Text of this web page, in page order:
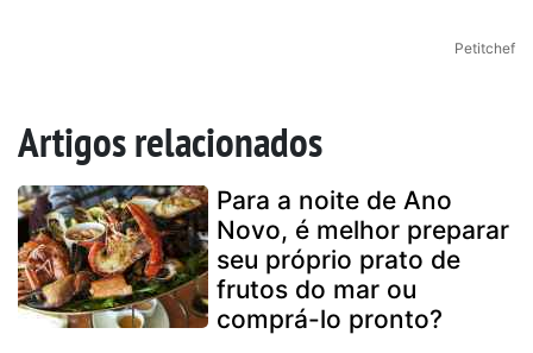
Petitchef
Artigos relacionados
Para a noite de Ano
Novo, é melhor preparar
seu próprio prato de
frutos do mar ou
comprá-lo pronto?